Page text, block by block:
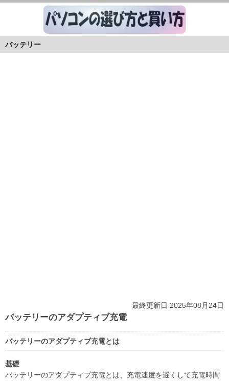
バッテリー
最終更新日 2025年08月24日
バッテリーのアダプティブ充電
バッテリーのアダプティブ充電とは
基礎
バッテリーのアダプティブ充電とは、充電速度を遅くして充電時間